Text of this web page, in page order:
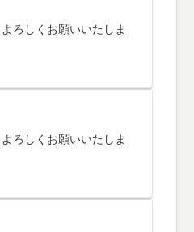
ろしくお願いいたしま
ろしくお願いいたしま